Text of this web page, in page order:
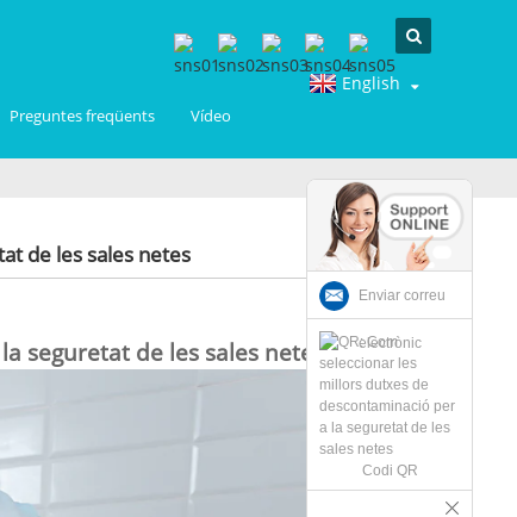
English
Preguntes freqüents Vídeo
de les sales netes
seguretat de les sales netes
Enviar correu
electrònic
Codi QR